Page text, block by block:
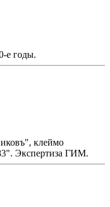
е годы.
клеймо
Экспертиза ГИМ.